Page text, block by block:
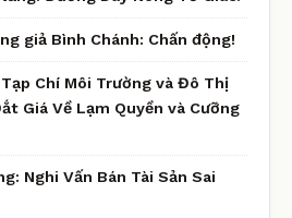
giả Bình Chánh: Chấn động!
Chí Môi Trường và Đô Thị
Giá Về Lạm Quyền và Cưỡng
Nghi Vấn Bán Tài Sản Sai